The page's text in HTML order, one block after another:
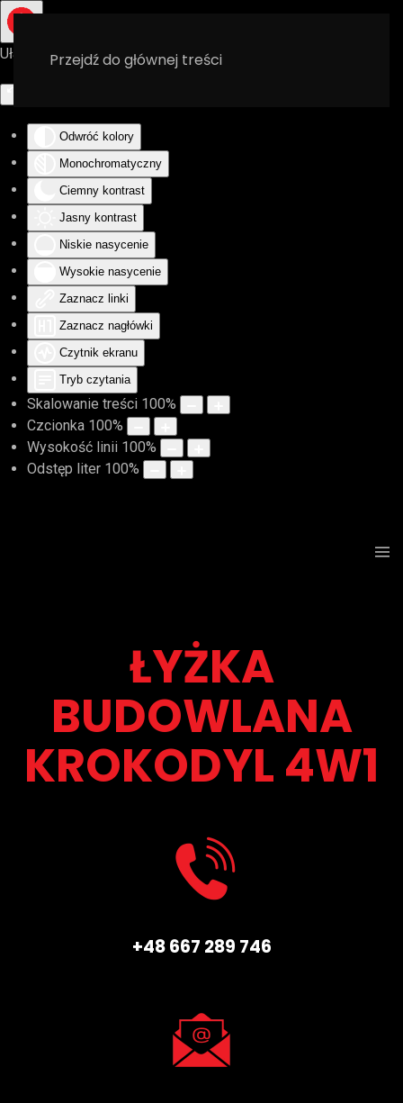
Ułatwienia dostępu
Odwróć kolory
Monochromatyczny
Ciemny kontrast
Jasny kontrast
Niskie nasycenie
Wysokie nasycenie
Zaznacz linki
Zaznacz nagłówki
Czytnik ekranu
Tryb czytania
Skalowanie treści 100%
Czcionka 100%
Wysokość linii 100%
Odstęp liter 100%
Przejdź do głównej treści
ŁYŻKA
BUDOWLANA
KROKODYL 4W1
+48 667 289 746